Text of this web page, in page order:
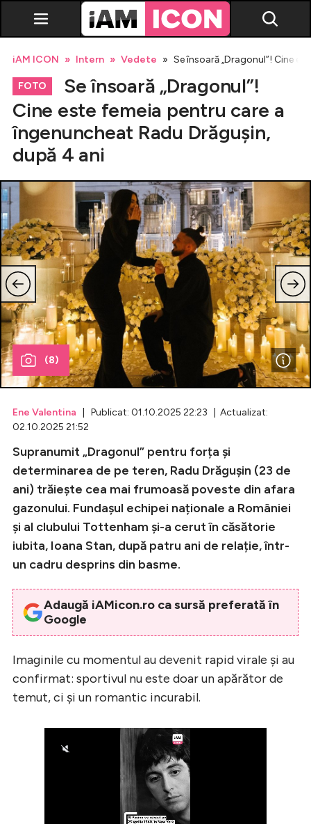
Vedete
Evenimente
Emisiuni TV
Horoscop
Lifestyle
Celebrități
Breaking News
Intră în cont
Creează cont
iAM ICON Intern Vedete Se însoară „Dragonul”! Cine
FOTO
Se însoară „Dragonul”!
Cine este femeia pentru care a
îngenuncheat Radu Drăgușin,
după 4 ani
(8)
Ene Valentina | Publicat: 01.10.2025 22:23 | Actualizat:
02.10.2025 21:52
Supranumit „Dragonul” pentru forța și
determinarea de pe teren, Radu Drăgușin (23 de
ani) trăiește cea mai frumoasă poveste din afara
gazonului. Fundașul echipei naționale a României
și al clubului Tottenham și-a cerut în căsătorie
iubita, Ioana Stan, după patru ani de relație, într-
un cadru desprins din basme.
Adaugă iAMicon.ro ca sursă preferată în
Google
Imaginile cu momentul au devenit rapid virale și au
confirmat: sportivul nu este doar un apărător de
temut, ci și un romantic incurabil.